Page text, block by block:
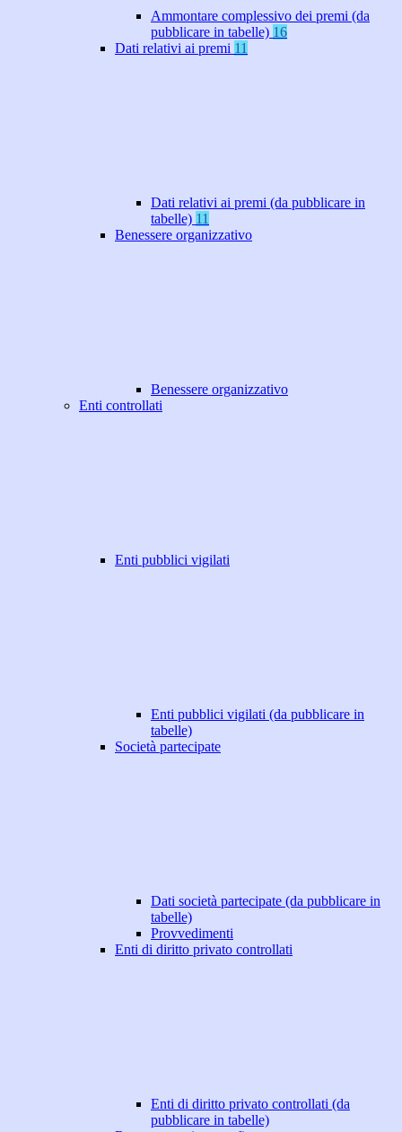
Ammontare complessivo dei premi (da
pubblicare in tabelle) 16
Dati relativi ai premi 11
Dati relativi ai premi (da pubblicare in
tabelle) 11
Benessere organizzativo
Benessere organizzativo
Enti controllati
Enti pubblici vigilati
Enti pubblici vigilati (da pubblicare in
tabelle)
Società partecipate
Dati società partecipate (da pubblicare in
tabelle)
Provvedimenti
Enti di diritto privato controllati
Enti di diritto privato controllati (da
pubblicare in tabelle)